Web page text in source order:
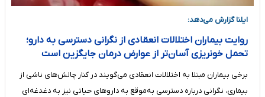
ایلنا گزارش می‌دهد:
روایت بیماران اختلالات انعقادی از نگرانی دسترسی به دارو؛
تحمل خونریزی آسان‌تر از عوارض درمان جایگزین است
برخی بیماران مبتلا به اختلالات انعقادی می‌گویند در کنار چالش‌های ناشی از
بیماری، نگرانی درباره دسترسی به‌موقع به داروهای حیاتی نیز به دغدغه‌ای